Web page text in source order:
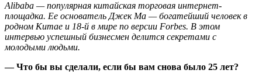
Alibaba — популярная китайская торговая интернет-
площадка. Ее основатель Джек Ма — богатейший человек в
родном Китае и 18-й в мире по версии Forbes. В этом
интервью успешный бизнесмен делится секретами с
молодыми людьми.
— Что бы вы сделали, если бы вам снова было 25 лет?